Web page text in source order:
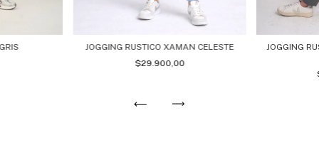
JOGGING RUSTICO XAMAN CELESTE
$29.900,00
JOGGING